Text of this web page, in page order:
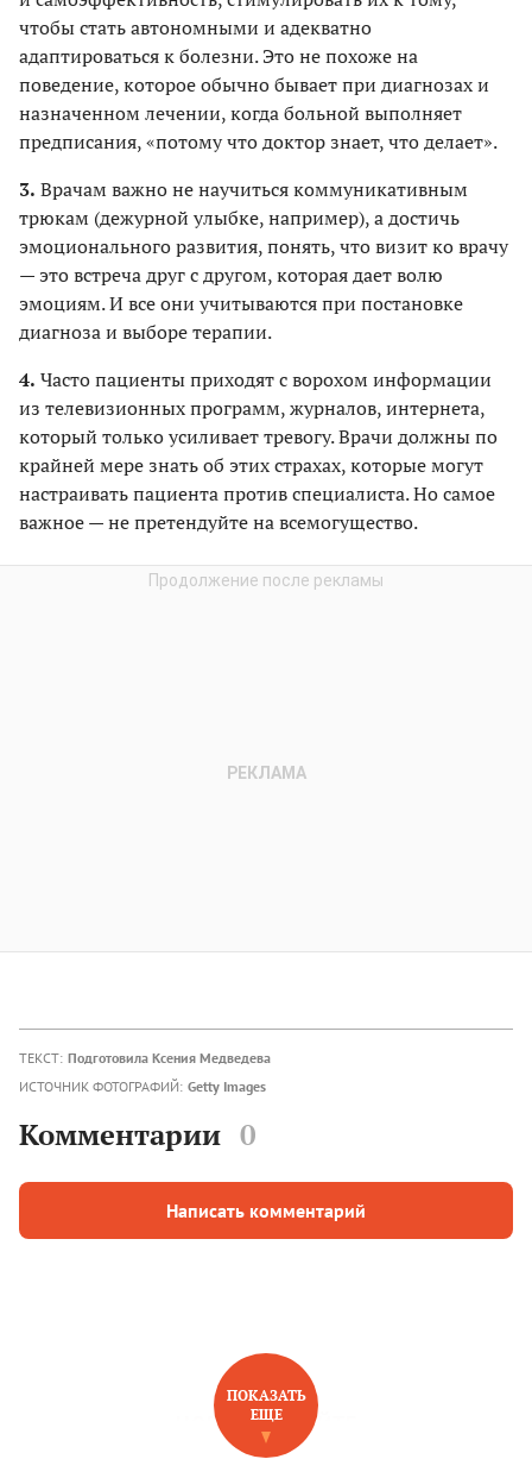
чтобы стать автономными и адекватно
адаптироваться к болезни. Это не похоже на
поведение, которое обычно бывает при диагнозах и
назначенном лечении, когда больной выполняет
предписания, «потому что доктор знает, что делает».
3. Врачам важно не научиться коммуникативным
трюкам (дежурной улыбке, например), а достичь
эмоционального развития, понять, что визит ко врачу
— это встреча друг с другом, которая дает волю
эмоциям. И все они учитываются при постановке
диагноза и выборе терапии.
4. Часто пациенты приходят с ворохом информации
из телевизионных программ, журналов, интернета,
который только усиливает тревогу. Врачи должны по
крайней мере знать об этих страхах, которые могут
настраивать пациента против специалиста. Но самое
важное — не претендуйте на всемогущество.
ТЕКСТ: Подготовила Ксения Медведева
ИСТОЧНИК ФОТОГРАФИЙ: Getty Images
Комментарии 0
Написать комментарий
НОВОЕ НА САЙТЕ
ПОКАЗАТЬ
ЕЩЕ